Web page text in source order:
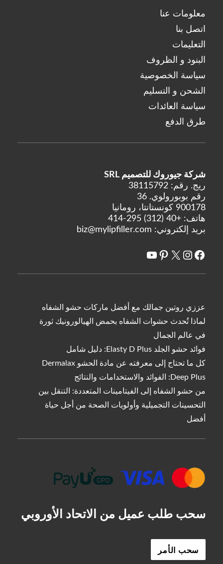
معلومات عنا
اتصل بنا
التعليمات
البنود و الظروف
سياسة الخصوصية
الشحن و التسليم
سياسة العائدات
طرق الدفع
شركة جيوروك للتصميم SRL
ريج. رقم: 38115792
رقم بوبورولوي. 36
900178 كونستانتا، رومانيا
هاتف: +40 (312) 295-414
بريد إلكتروني: biz@mylipfiller.com
فيسبوك
انستغرام
X بينتريست
يوتيوب
عززي روتين جمالك مع أفضل ماركات حشو الشفاه
لماذا تُحدث حشوات الشفاه بحمض الهيالورونيك ثورة
في عالم الجمال
فوائد حشو الجلد Elasty D Plus: دليل شامل
كل ما تحتاج إلى معرفته عن مادة الحشو Dermalax
Deep Plus: الفوائد والاستخدامات والنتائج
من حشو الشفاه إلى الفيتامينات المتعددة: التنقل بين
التحسينات التجميلية وأولويات الصحة من أجل حياة
أفضل
سحب طلب عميل من الاتحاد الأوروبي
سحب الأمر